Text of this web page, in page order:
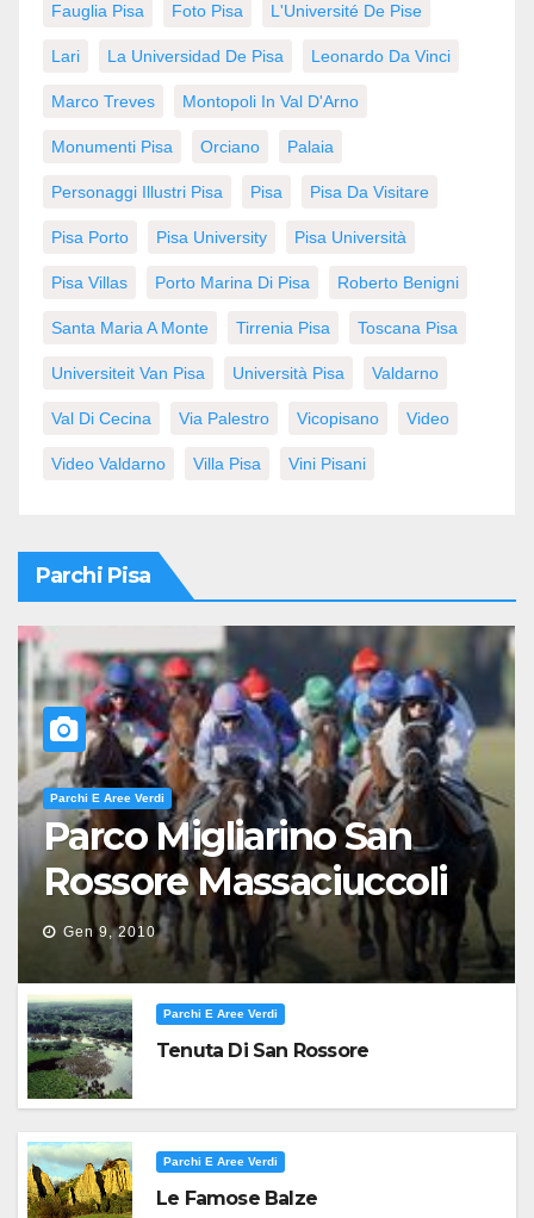
Fauglia Pisa Foto Pisa L'Université De Pise
Lari La Universidad De Pisa Leonardo Da Vinci
Marco Treves Montopoli In Val D'Arno
Monumenti Pisa Orciano Palaia
Personaggi Illustri Pisa Pisa Pisa Da Visitare
Pisa Porto Pisa University Pisa Università
Pisa Villas Porto Marina Di Pisa Roberto Benigni
Santa Maria A Monte Tirrenia Pisa Toscana Pisa
Universiteit Van Pisa Università Pisa Valdarno
Val Di Cecina Via Palestro Vicopisano Video
Video Valdarno Villa Pisa Vini Pisani
Parchi Pisa
Parchi E Aree Verdi
Parco Migliarino San
Rossore Massaciuccoli
Gen 9, 2010
Parchi E Aree Verdi
Tenuta Di San Rossore
Parchi E Aree Verdi
Le Famose Balze